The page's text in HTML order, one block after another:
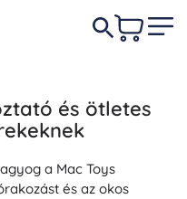
és ötletes
a Mac Toys
és az okos